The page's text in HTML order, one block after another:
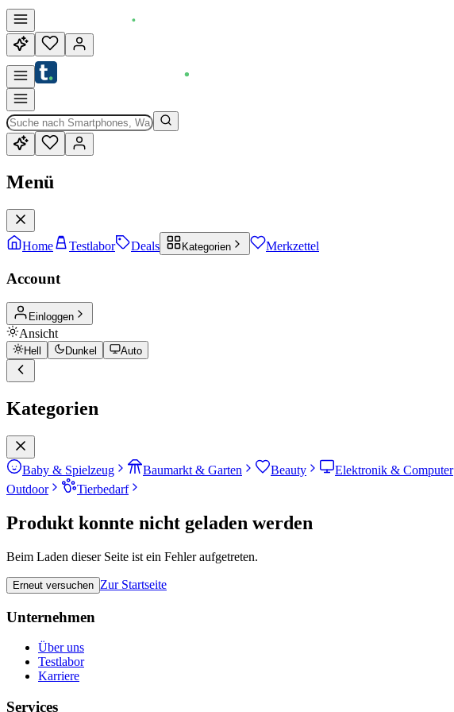
Menü
Home Testlabor Deals Kategorien Merkzettel
Account
Einloggen
Ansicht
Hell Dunkel Auto
Kategorien
Baby & Spielzeug Baumarkt & Garten Beauty Elektronik & Computer
Outdoor
Tierbedarf
Produkt konnte nicht geladen werden
Beim Laden dieser Seite ist ein Fehler aufgetreten.
Erneut versuchen Zur Startseite
Unternehmen
Über uns
Testlabor
Karriere
Services